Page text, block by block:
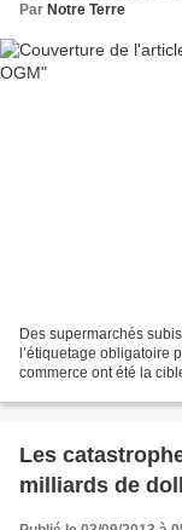
Par Notre Terre
Des supermarchés
l’étiquetage obligatoire
commerce ont été la
Les
milliards de